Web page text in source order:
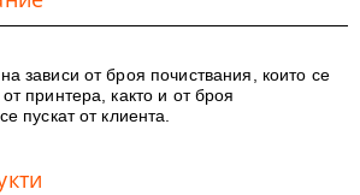
зависи от броя почиствания, които се
принтера, както и от броя
пускат от клиента.